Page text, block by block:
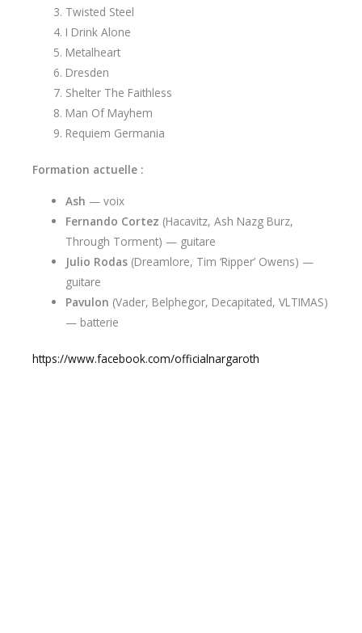
Twisted Steel
I Drink Alone
Metalheart
Dresden
Shelter The Faithless
Man Of Mayhem
Requiem Germania
Formation actuelle :
Ash — voix
Fernando Cortez (Hacavitz, Ash Nazg Burz,
Through Torment) — guitare
Julio Rodas (Dreamlore, Tim ‘Ripper’ Owens) —
guitare
Pavulon (Vader, Belphegor, Decapitated, VLTIMAS)
— batterie
https://www.facebook.com/officialnargaroth